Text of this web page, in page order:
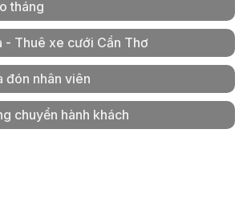
tháng
- Thuê xe cưới Cần Thơ
đón nhân viên
chuyển hành khách